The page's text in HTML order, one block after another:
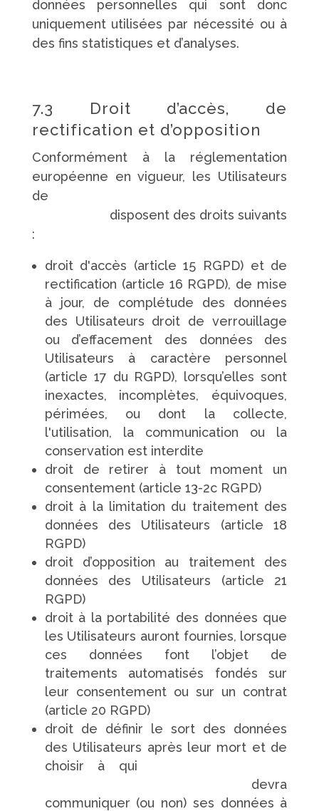
données personnelles qui sont donc
uniquement utilisées par nécessité ou à
des fins statistiques et d’analyses.
7.3 Droit d’accès, de
rectification et d’opposition
Conformément à la réglementation
européenne en vigueur, les Utilisateurs
de
disposent des droits suivants
:
droit d'accès (article 15 RGPD) et de
rectification (article 16 RGPD), de mise
à jour, de complétude des données
des Utilisateurs droit de verrouillage
ou d’effacement des données des
Utilisateurs à caractère personnel
(article 17 du RGPD), lorsqu’elles sont
inexactes, incomplètes, équivoques,
périmées, ou dont la collecte,
l'utilisation, la communication ou la
conservation est interdite
droit de retirer à tout moment un
consentement (article 13-2c RGPD)
droit à la limitation du traitement des
données des Utilisateurs (article 18
RGPD)
droit d’opposition au traitement des
données des Utilisateurs (article 21
RGPD)
droit à la portabilité des données que
les Utilisateurs auront fournies, lorsque
ces données font l’objet de
traitements automatisés fondés sur
leur consentement ou sur un contrat
(article 20 RGPD)
droit de définir le sort des données
des Utilisateurs après leur mort et de
choisir à qui
devra
communiquer (ou non) ses données à